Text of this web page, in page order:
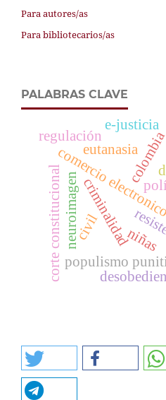
Para autores/as
Para bibliotecarios/as
PALABRAS CLAVE
comercio
neuroimagen
populismo
criminalidad
corte constitucional civil
eutanasia
regulación
niñas
e-justicia